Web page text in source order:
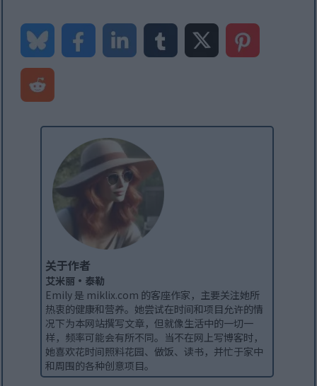
关于作者
艾米丽·泰勒
Emily 是 miklix.com 的客座作家，主要关注她所
热衷的健康和营养。她尝试在时间和项目允许的情
况下为本网站撰写文章，但就像生活中的一切一
样，频率可能会有所不同。当不在网上写博客时，
她喜欢花时间照料花园、做饭、读书，并忙于家中
和周围的各种创意项目。